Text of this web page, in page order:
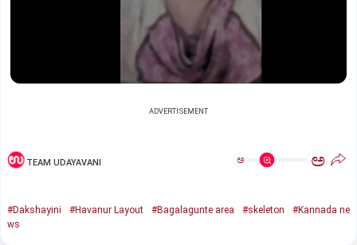
ADVERTISEMENT
TEAM UDAYAVANI ಅ ಅ
#Dakshayini #Havanur Layout #Bagalagunte area #skeleton
#Kannada ne
ws